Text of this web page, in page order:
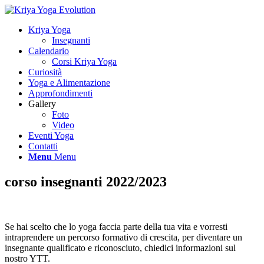
Kriya Yoga
Insegnanti
Calendario
Corsi Kriya Yoga
Curiosità
Yoga e Alimentazione
Approfondimenti
Gallery
Foto
Video
Eventi Yoga
Contatti
Menu Menu
corso insegnanti 2022/2023
Se hai scelto che lo yoga faccia parte della tua vita e vorresti
intraprendere un percorso formativo di crescita, per diventare un
insegnante qualificato e riconosciuto, chiedici informazioni sul
nostro YTT.